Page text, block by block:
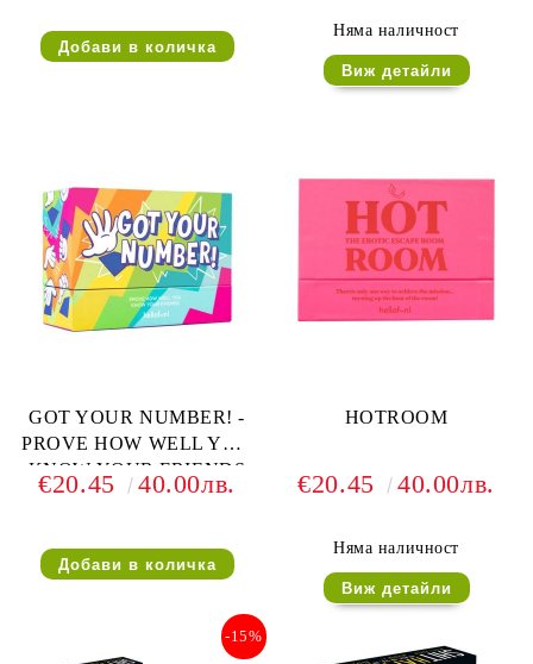
Няма наличност
Виж детайли
GOT YOUR NUMBER! -
PROVE HOW WELL YOU
KNOW YOUR FRIENDS
€20.45 40.00лв.
HOTROOM
€20.45 40.00лв.
Няма наличност
Виж детайли
-15%